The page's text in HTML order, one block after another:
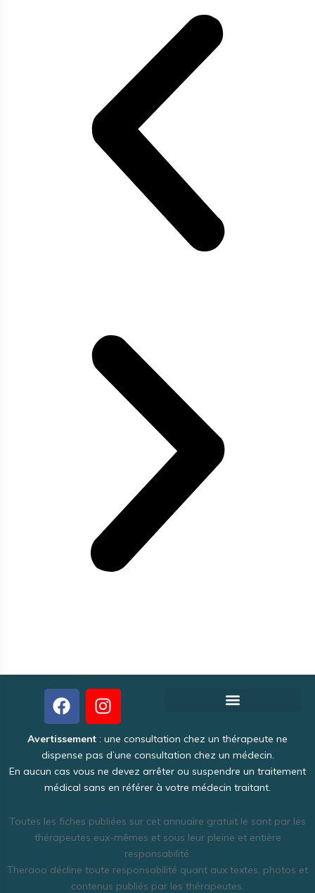
Avertissement : une consultation chez un thérapeute ne
dispense pas d’une consultation chez un médecin.
En aucun cas vous ne devez arrêter ou suspendre un traitement
médical sans en référer à votre médecin traitant.
Toutes les fiches publiées sur cet annuaire gratuit le sont par les
thérapeutes eux-mêmes et sous leur pleine et entière
responsabilité.
Theraoo décline toute responsabilité quant aux textes, photos et
contenus publiés par les thérapeutes.